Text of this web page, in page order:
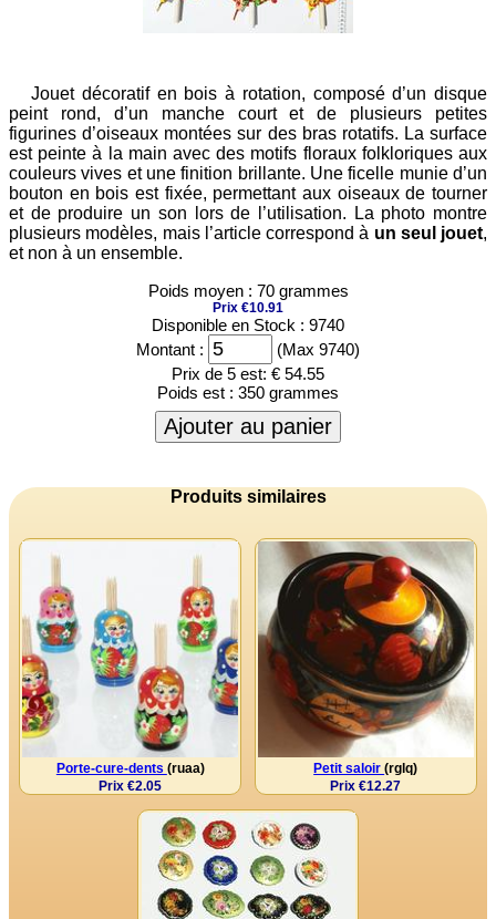
Jouet décoratif en bois à rotation, composé d’un disque
peint rond, d’un manche court et de plusieurs petites
figurines d’oiseaux montées sur des bras rotatifs. La surface
est peinte à la main avec des motifs floraux folkloriques aux
couleurs vives et une finition brillante. Une ficelle munie d’un
bouton en bois est fixée, permettant aux oiseaux de tourner
et de produire un son lors de l’utilisation. La photo montre
plusieurs modèles, mais l’article correspond à un seul jouet,
et non à un ensemble.
Poids moyen : 70 grammes
Prix €10.91
Disponible en Stock : 9740
Montant :
(Max 9740)
Prix de 5 est: € 54.55
Poids est : 350 grammes
Ajouter au panier
Produits similaires
Porte-cure-dents (ruaa)
Prix €2.05
Petit saloir(rglq)
Prix €12.27